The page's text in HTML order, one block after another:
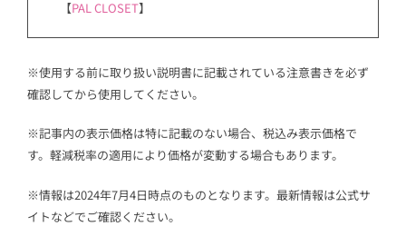
【PAL CLOSET】
※使用する前に取り扱い説明書に記載されている注意書きを必ず
確認してから使用してください。
※記事内の表示価格は特に記載のない場合、税込み表示価格で
す。軽減税率の適用により価格が変動する場合もあります。
※情報は2024年7月4日時点のものとなります。最新情報は公式サ
イトなどでご確認ください。